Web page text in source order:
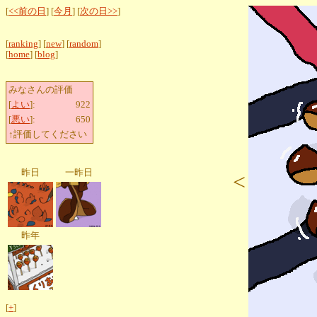
[<<前の日 ] [今月 ] [次の日>>]
[ranking] [new] [random]
[home] [blog]
みなさんの評価
[よい]:
922
[悪い]:
650
↑評価してください
昨日 一昨日
昨年
[+]
<